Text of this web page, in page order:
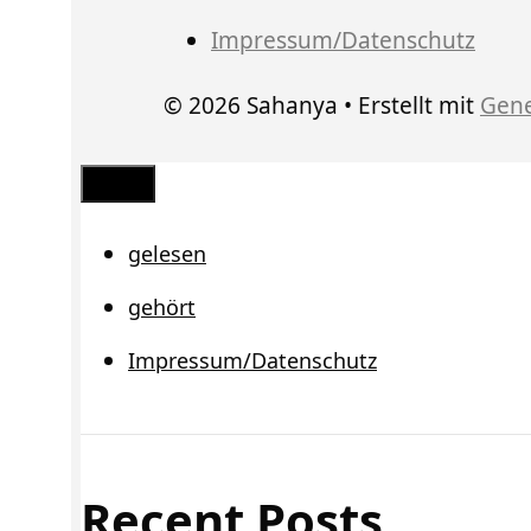
Impressum/Datenschutz
© 2026 Sahanya • Erstellt mit
gelesen
gehört
Impressum/Datenschutz